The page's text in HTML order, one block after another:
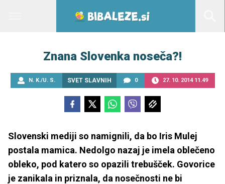
Znana Slovenka noseča?!
N. K./U. S. SVET SLAVNIH 0 27. 10. 2014 11.49
Slovenski mediji so namignili, da bo Iris Mulej
postala mamica. Nedolgo nazaj je imela oblečeno
obleko, pod katero so opazili trebušček. Govorice
je zanikala in priznala, da nosečnosti ne bi